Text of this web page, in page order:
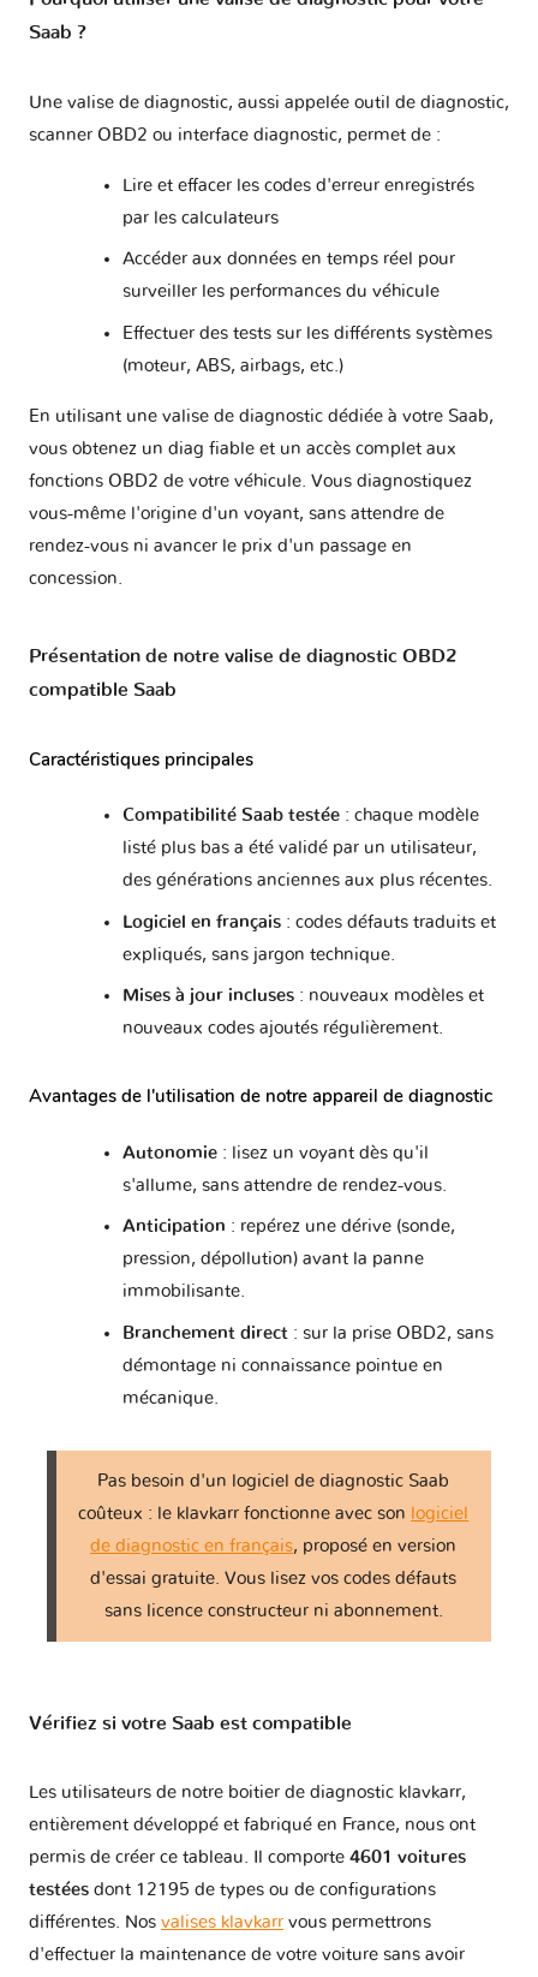
Saab ?
Une valise de diagnostic, aussi appelée outil de diagnostic,
scanner OBD2 ou interface diagnostic, permet de :
Lire et effacer les codes d'erreur enregistrés
par les calculateurs
Accéder aux données en temps réel pour
surveiller les performances du véhicule
Effectuer des tests sur les différents systèmes
(moteur, ABS, airbags, etc.)
En utilisant une valise de diagnostic dédiée à votre Saab,
vous obtenez un diag fiable et un accès complet aux
fonctions OBD2 de votre véhicule. Vous diagnostiquez
vous-même l'origine d'un voyant, sans attendre de
rendez-vous ni avancer le prix d'un passage en
concession.
Présentation de notre valise de diagnostic OBD2
compatible Saab
Caractéristiques principales
Compatibilité Saab testée: chaque modèle
listé plus bas a été validé par un utilisateur,
des générations anciennes aux plus récentes.
Logiciel en français: codes défauts traduits et
expliqués, sans jargon technique.
Mises à jour incluses: nouveaux modèles et
nouveaux codes ajoutés régulièrement.
Avantages de l'utilisation de notre appareil de diagnostic
Autonomie: lisez un voyant dès qu'il
s'allume, sans attendre de rendez-vous.
Anticipation : repérez une dérive (sonde,
pression, dépollution) avant la panne
immobilisante.
Branchement direct : sur la prise OBD2, sans
démontage ni connaissance pointue en
mécanique.
Pas besoin d'un logiciel de diagnostic Saab
coûteux : le klavkarr fonctionne avec son logiciel
de diagnostic en français, proposé en version
d'essai gratuite. Vous lisez vos codes défauts
sans licence constructeur ni abonnement.
Vérifiez si votre Saab est compatible
Les utilisateurs de notre boitier de diagnostic klavkarr,
entièrement développé et fabriqué en France, nous ont
permis de créer ce tableau. Il comporte 4601 voitures
testées dont 12195 de types ou de configurations
différentes. Nos valises klavkarr vous permettrons
d'effectuer la maintenance de votre voiture sans avoir